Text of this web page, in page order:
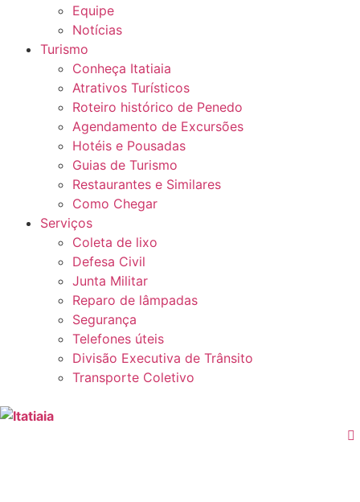
Equipe
Notícias
Turismo
Conheça Itatiaia
Atrativos Turísticos
Roteiro histórico de Penedo
Agendamento de Excursões
Hotéis e Pousadas
Guias de Turismo
Restaurantes e Similares
Como Chegar
Serviços
Coleta de lixo
Defesa Civil
Junta Militar
Reparo de lâmpadas
Segurança
Telefones úteis
Divisão Executiva de Trânsito
Transporte Coletivo